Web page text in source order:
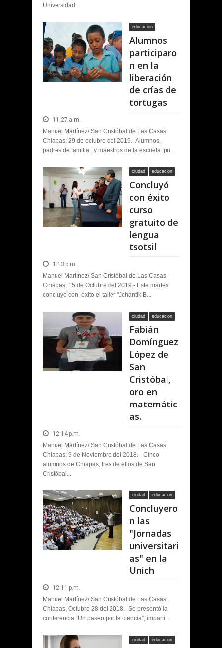
Universidad...
educacion
Alumnos
participaro
n en la
liberación
de crías de
tortugas
11:27 a.m.
Manuel Martínez/ San Cristóbal de Las Casas,
Chiapas; 29 de octubre del 2019.- Alumnos,
padres de familia y maestros de la escuela pri...
ciudad educacion
Concluyó
con éxito
curso
gratuito de
lengua
tsotsil
1:13 p.m.
Manuel Martínez/ San Cristóbal de Las Casas,
Chiapas, 15 de Octubre del 2019.- Este martes
concluyó con éxito el taller "Jchantik B...
ciudad educacion
Fabián
Domínguez
López de
San
Cristóbal,
oro en
matemátic
as.
12:14 p.m.
Manuel Martínez/ San Cristóbal de Las Casas,
Chiapas; 9 de Noviembre del 2018.- Cinco
alumnos de Chiapas, tres de ellos de San
Cristóbal...
ciudad educacion
Concluyero
n las
"Jornadas
universitari
as" en la
Unich
12:11 p.m.
Manuel Martínez/ San Cristóbal de Las Casas,
Chiapas, Octubre 28 del 2018.- Se presentó la
conferencia “Un paseo por la ciencia”, imparti...
ciudad educacion